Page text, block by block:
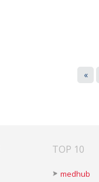
«
TOP 10
medhub